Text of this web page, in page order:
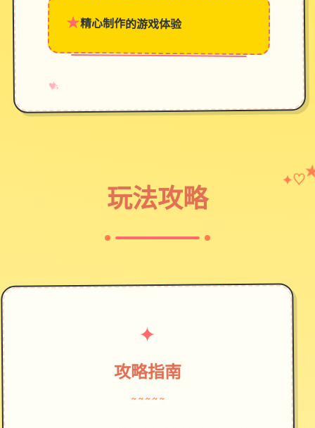
★精心制作的游戏体验
♥
✧
→
玩法攻略
✦♡
✦
攻略指南
~~~~~